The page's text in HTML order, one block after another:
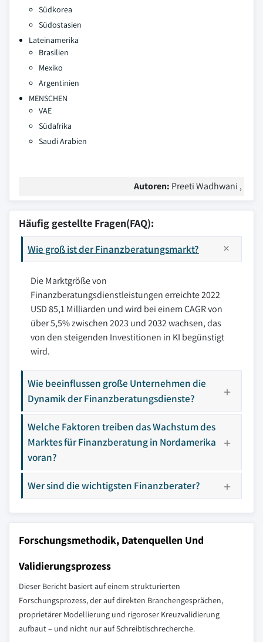
Südkorea
Südostasien
Lateinamerika
Brasilien
Mexiko
Argentinien
MENSCHEN
VAE
Südafrika
Saudi Arabien
Autoren: Preeti Wadhwani ,
Häufig gestellte Fragen(FAQ):
Wie groß ist der Finanzberatungsmarkt?
Die Marktgröße von
Finanzberatungsdienstleistungen erreichte 2022
USD 85,1 Milliarden und wird bei einem CAGR von
über 5,5% zwischen 2023 und 2032 wachsen, das
von den steigenden Investitionen in KI begünstigt
wird.
Wie beeinflussen große Unternehmen die
Dynamik der Finanzberatungsdienste?
Welche Faktoren treiben das Wachstum des
Marktes für Finanzberatung in Nordamerika
voran?
Wer sind die wichtigsten Finanzberater?
Forschungsmethodik, Datenquellen Und
Validierungsprozess
Dieser Bericht basiert auf einem strukturierten
Forschungsprozess, der auf direkten Branchengesprächen,
proprietärer Modellierung und rigoroser Kreuzvalidierung
aufbaut – und nicht nur auf Schreibtischrecherche.